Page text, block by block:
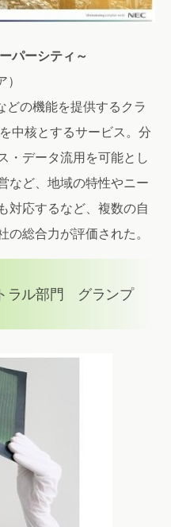
パーシティ～
どの機能を提供するクラ
中核とするサービス。分
・データ流用を可能とし
など、地域の特性やニー
対応するなど、複数の自
総合力が評価された。
ラル部門 グランプ